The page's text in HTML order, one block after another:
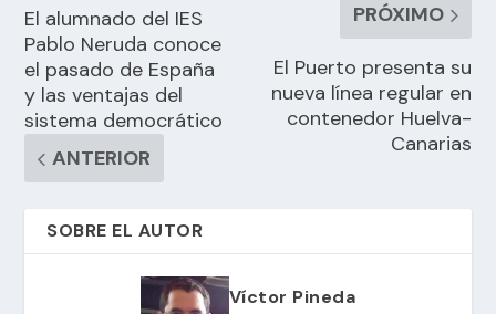
El alumnado del IES
Pablo Neruda conoce
el pasado de España
y las ventajas del
sistema democrático
ANTERIOR
PRÓXIMO
El Puerto presenta su
nueva línea regular en
contenedor Huelva-
Canarias
SOBRE EL AUTOR
Víctor Pineda